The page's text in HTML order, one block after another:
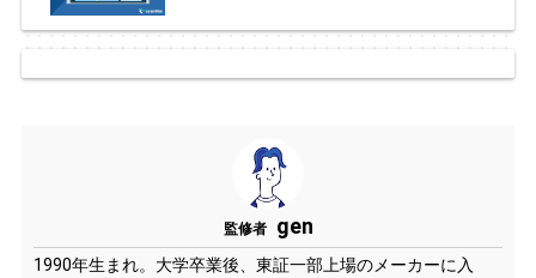
監修者 gen
1990年生まれ。大学卒業後、東証一部上場のメーカーに入